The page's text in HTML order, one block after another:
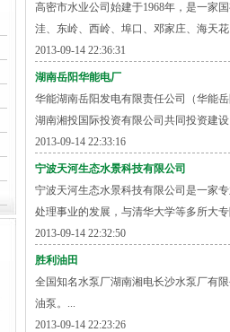
高密市水业公司始建于1968年，是一家
洼、东岭、西岭、埠口、邓家庄、海天
2013-09-14 22:36:31
湖南岳阳华能电厂
华能湖南岳阳发电有限责任公司（华能
湖南湘投国际投资有限公司共同投资建
2013-09-14 22:33:16
宁波天河生态水景科技有限公司
宁波天河生态水景科技有限公司是一家
处理事业的发展，与清华大学等多所大
2013-09-14 22:32:50
胜利油田
全国知名水泵厂湖南湘电长沙水泵厂有
油泵。...
2013-09-14 22:23:26